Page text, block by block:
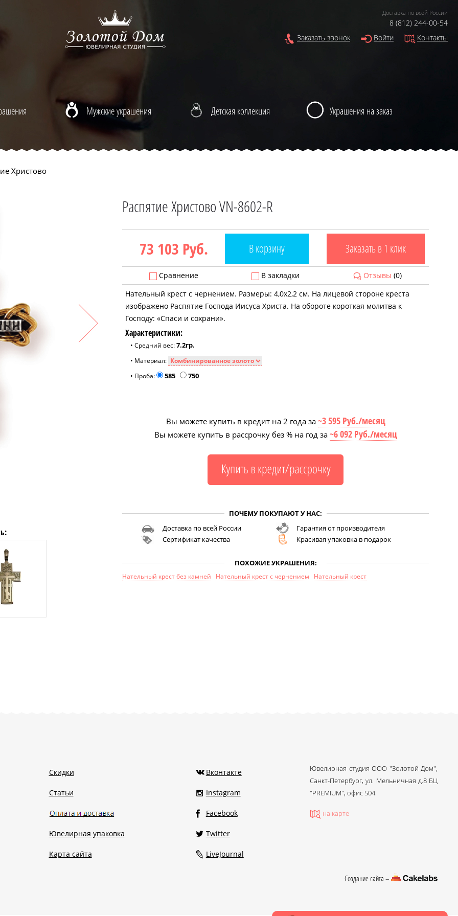
Доставка по всей России
8 (812) 244-00-54
Заказать звонок
Войти Контакты
Мужские украшения Детская коллекция Украшения на заказ
Христово
Распятие Христово VN-8602-R
73 103 Руб. В корзину Заказать в 1 клик
Сравнение В закладки Отзывы (0)
Нательный крест с чернением. Размеры: 4,0х2,2 см. На лицевой стороне креста
изображено Распятие Господа Иисуса Христа. На обороте короткая молитва к
Господу: «Спаси и сохрани».
Характеристики:
• Средний вес:7.2гр.
• Материал:
• Проба:
585 750
Вы можете купить в кредит на 2 года за ~3 595 Руб./месяц
Вы можете купить в рассрочку без % на год за ~6 092 Руб./месяц
ПОЧЕМУ ПОКУПАЮТ У НАС:
Доставка по всей России
Гарантия от производителя
Сертификат качества
Красивая упаковка в подарок
ПОХОЖИЕ УКРАШЕНИЯ:
Нательный крест без камней Нательный крест с чернением Нательный крест
Скидки
Статьи
Ювелирная упаковка
Карта сайта
Вконтакте
Instagram
Facebook
Twitter
LiveJournal
Ювелирная студия ООО "Золотой Дом",
Санкт-Петербург, ул. Мельничная д.8 БЦ
"PREMIUM", офис 504.
на карте
Создание сайта –